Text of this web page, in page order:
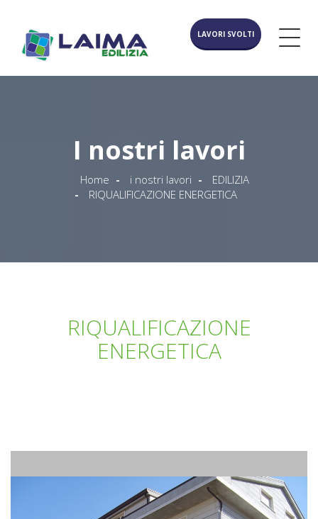
LAVORI SVOLTI
I nostri lavori
Home i nostri lavori
EDILIZIA
RIQUALIFICAZIONE ENERGETICA
RIQUALIFICAZIONE
ENERGETICA